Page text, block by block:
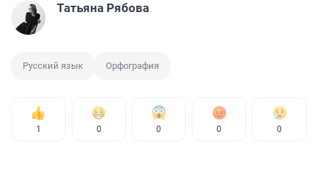
Татьяна Рябова
Русский язык Орфография
1 0 0 0 0